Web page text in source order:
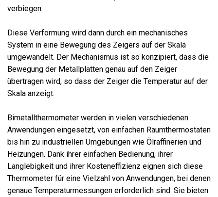
verbiegen.
Diese Verformung wird dann durch ein mechanisches
System in eine Bewegung des Zeigers auf der Skala
umgewandelt. Der Mechanismus ist so konzipiert, dass die
Bewegung der Metallplatten genau auf den Zeiger
übertragen wird, so dass der Zeiger die Temperatur auf der
Skala anzeigt.
Bimetallthermometer werden in vielen verschiedenen
Anwendungen eingesetzt, von einfachen Raumthermostaten
bis hin zu industriellen Umgebungen wie Ölraffinerien und
Heizungen. Dank ihrer einfachen Bedienung, ihrer
Langlebigkeit und ihrer Kosteneffizienz eignen sich diese
Thermometer für eine Vielzahl von Anwendungen, bei denen
genaue Temperaturmessungen erforderlich sind. Sie bieten